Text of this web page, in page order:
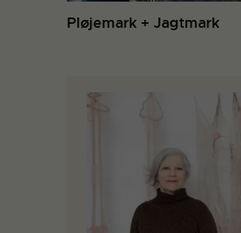
Pløjemark + Jagtmark